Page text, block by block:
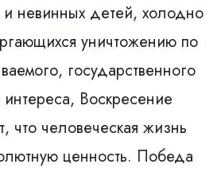
невинных детей, холодно
уничтожению по
государственного
Воскресение
что человеческая жизнь
ценность. Победа